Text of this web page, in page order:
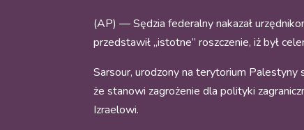
(AP) — Sędzia federalny nakazał
przedstawił „istotne” roszczenie, iż był
Sarsour, urodzony na terytorium Palestyny
że stanowi zagrożenie dla polityki
Izraelowi.